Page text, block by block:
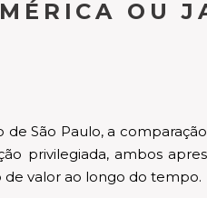
OU
São Paulo, a
privilegiada, ambos
valor ao longo do tempo.